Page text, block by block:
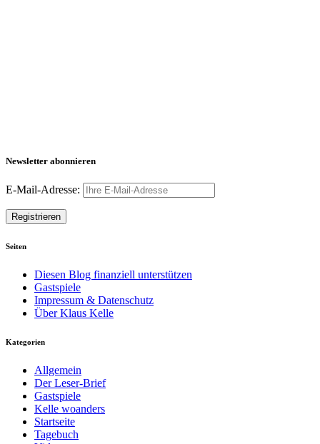
Newsletter abonnieren
E-Mail-Adresse:
Seiten
Diesen Blog finanziell unterstützen
Gastspiele
Impressum & Datenschutz
Über Klaus Kelle
Kategorien
Allgemein
Der Leser-Brief
Gastspiele
Kelle woanders
Startseite
Tagebuch